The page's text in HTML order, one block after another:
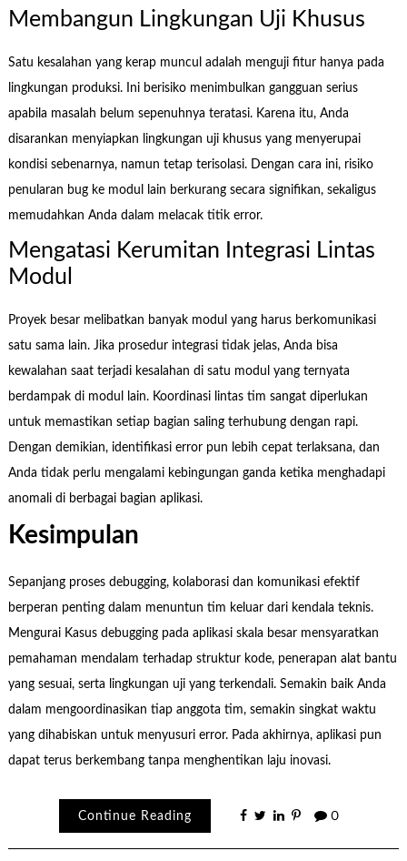
Membangun Lingkungan Uji Khusus
Satu kesalahan yang kerap muncul adalah menguji fitur hanya pada
lingkungan produksi. Ini berisiko menimbulkan gangguan serius
apabila masalah belum sepenuhnya teratasi. Karena itu, Anda
disarankan menyiapkan lingkungan uji khusus yang menyerupai
kondisi sebenarnya, namun tetap terisolasi. Dengan cara ini, risiko
penularan bug ke modul lain berkurang secara signifikan, sekaligus
memudahkan Anda dalam melacak titik error.
Mengatasi Kerumitan Integrasi Lintas
Modul
Proyek besar melibatkan banyak modul yang harus berkomunikasi
satu sama lain. Jika prosedur integrasi tidak jelas, Anda bisa
kewalahan saat terjadi kesalahan di satu modul yang ternyata
berdampak di modul lain. Koordinasi lintas tim sangat diperlukan
untuk memastikan setiap bagian saling terhubung dengan rapi.
Dengan demikian, identifikasi error pun lebih cepat terlaksana, dan
Anda tidak perlu mengalami kebingungan ganda ketika menghadapi
anomali di berbagai bagian aplikasi.
Kesimpulan
Sepanjang proses debugging, kolaborasi dan komunikasi efektif
berperan penting dalam menuntun tim keluar dari kendala teknis.
Mengurai Kasus debugging pada aplikasi skala besar mensyaratkan
pemahaman mendalam terhadap struktur kode, penerapan alat bantu
yang sesuai, serta lingkungan uji yang terkendali. Semakin baik Anda
dalam mengoordinasikan tiap anggota tim, semakin singkat waktu
yang dihabiskan untuk menyusuri error. Pada akhirnya, aplikasi pun
dapat terus berkembang tanpa menghentikan laju inovasi.
Continue Reading 0